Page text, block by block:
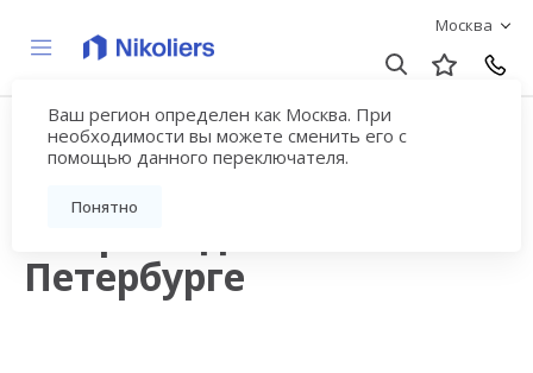
Москва
Ваш регион определен как Москва. При
необходимости вы можете сменить его с
помощью данного переключателя.
Понятно
Продажа квартир в
новостройках рядом с
Петербурге